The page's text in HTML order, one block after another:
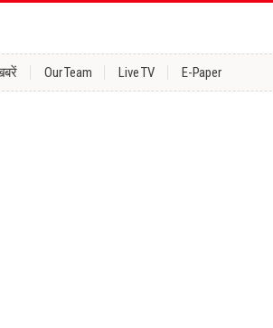
Our Team Live TV E-Paper